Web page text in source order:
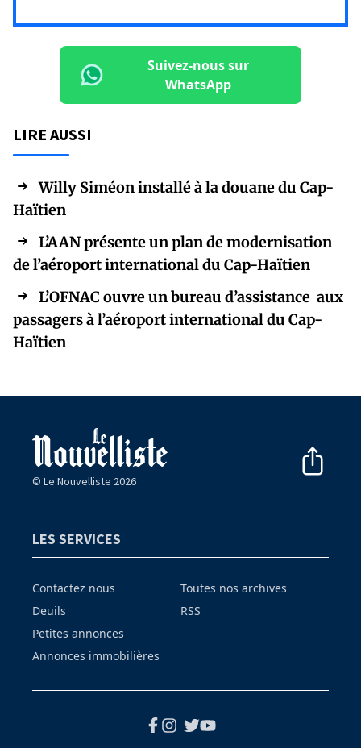
Suivez-nous sur
WhatsApp
LIRE AUSSI
Willy Siméon installé à la douane du Cap-
Haïtien
L’AAN présente un plan de modernisation
de l’aéroport international du Cap-Haïtien
L’OFNAC ouvre un bureau d’assistance aux
passagers à l’aéroport international du Cap-
Haïtien
© Le Nouvelliste 2026
LES SERVICES
Contactez nous
Deuils
Petites annonces
Annonces immobilières
Toutes nos archives
RSS